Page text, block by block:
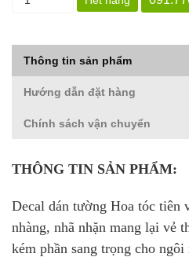
Thông tin sản phẩm
Hướng dẫn đặt hàng
Chính sách vận chuyển
THÔNG TIN SẢN PHẨM:
Decal dán tường Hoa tóc tiên
nhàng, nhã nhặn mang lại vẻ
kém phần sang trọng cho ngôi